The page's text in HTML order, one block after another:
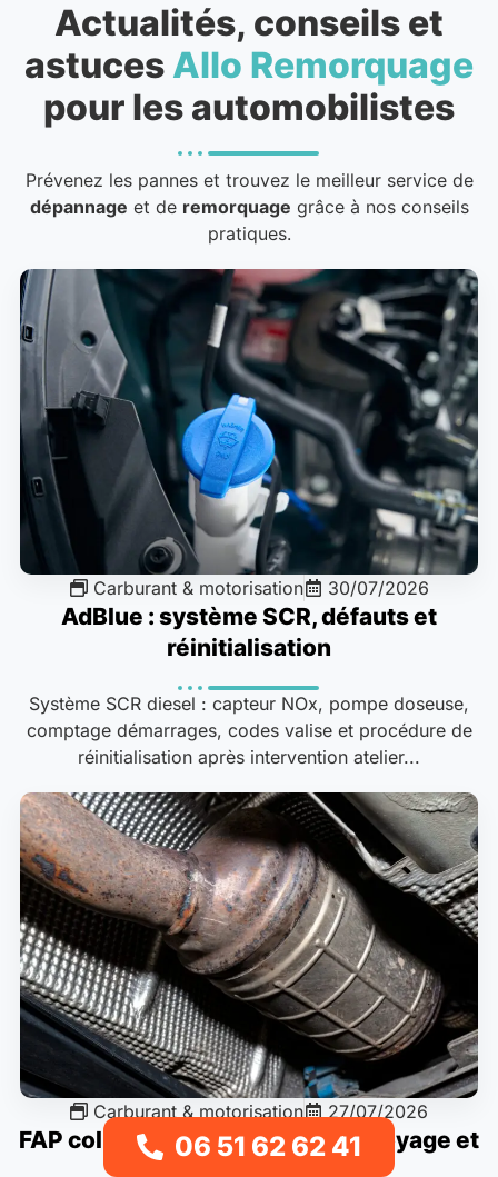
Actualités, conseils et
astuces Allo Remorquage
pour les automobilistes
Prévenez les pannes et trouvez le meilleur service de
dépannage et de remorquage grâce à nos conseils
pratiques.
Carburant & motorisation 30/07/2026
AdBlue : système SCR, défauts et
réinitialisation
Système SCR diesel : capteur NOx, pompe doseuse,
comptage démarrages, codes valise et procédure de
réinitialisation après intervention atelier...
Carburant & motorisation 27/07/2026
FAP colmaté : régénération, nettoyage et
06 51 62 62 41